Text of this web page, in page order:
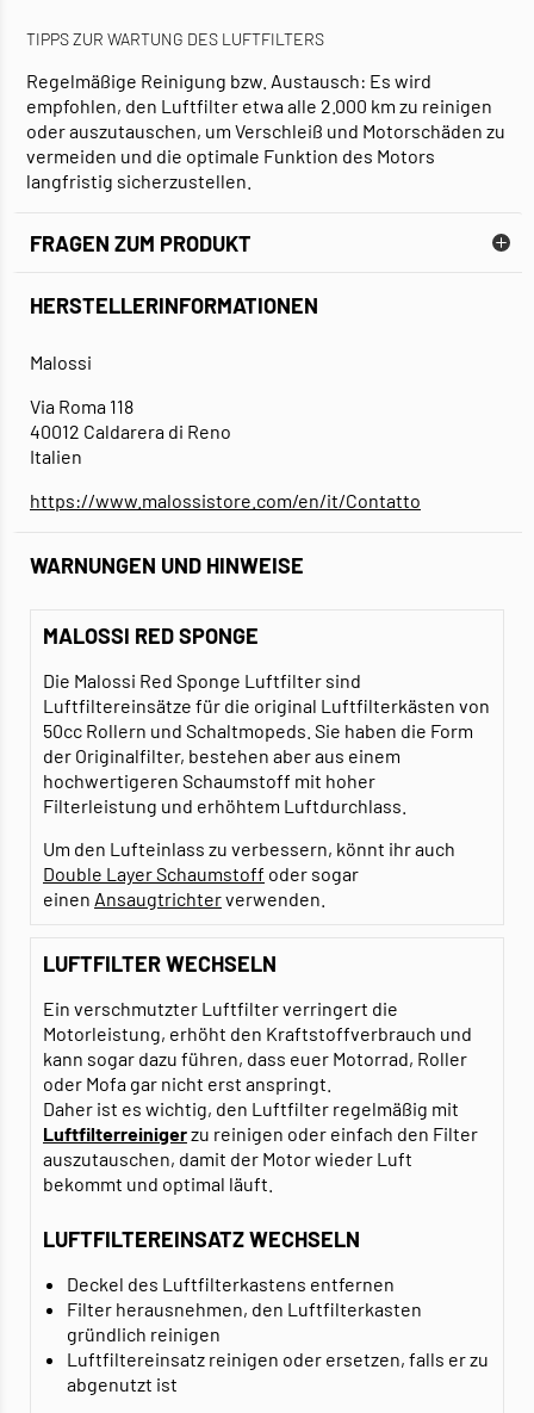
TIPPS ZUR WARTUNG DES LUFTFILTERS
Regelmäßige Reinigung bzw. Austausch: Es wird
empfohlen, den Luftfilter etwa alle 2.000 km zu reinigen
oder auszutauschen, um Verschleiß und Motorschäden zu
vermeiden und die optimale Funktion des Motors
langfristig sicherzustellen.
FRAGEN ZUM PRODUKT
HERSTELLERINFORMATIONEN
Malossi
Via Roma 118
40012 Caldarera di Reno
Italien
https://www.malossistore.com/en/it/Contatto
WARNUNGEN UND HINWEISE
MALOSSI RED SPONGE
Die Malossi Red Sponge Luftfilter sind
Luftfiltereinsätze für die original Luftfilterkästen von
50cc Rollern und Schaltmopeds. Sie haben die Form
der Originalfilter, bestehen aber aus einem
hochwertigeren Schaumstoff mit hoher
Filterleistung und erhöhtem Luftdurchlass.
Um den Lufteinlass zu verbessern, könnt ihr auch
Double Layer Schaumstoff oder sogar
einen Ansaugtrichterverwenden.
LUFTFILTER WECHSELN
Ein verschmutzter Luftfilter verringert die
Motorleistung, erhöht den Kraftstoffverbrauch und
kann sogar dazu führen, dass euer Motorrad, Roller
oder Mofa gar nicht erst anspringt.
Daher ist es wichtig, den Luftfilter regelmäßig mit
Luftfilterreinigerzu reinigen oder einfach den Filter
auszutauschen, damit der Motor wieder Luft
bekommt und optimal läuft.
LUFTFILTEREINSATZ WECHSELN
Deckel des Luftfilterkastens entfernen
Filter herausnehmen, den Luftfilterkasten
gründlich reinigen
Luftfiltereinsatz reinigen oder ersetzen, falls er zu
abgenutzt ist